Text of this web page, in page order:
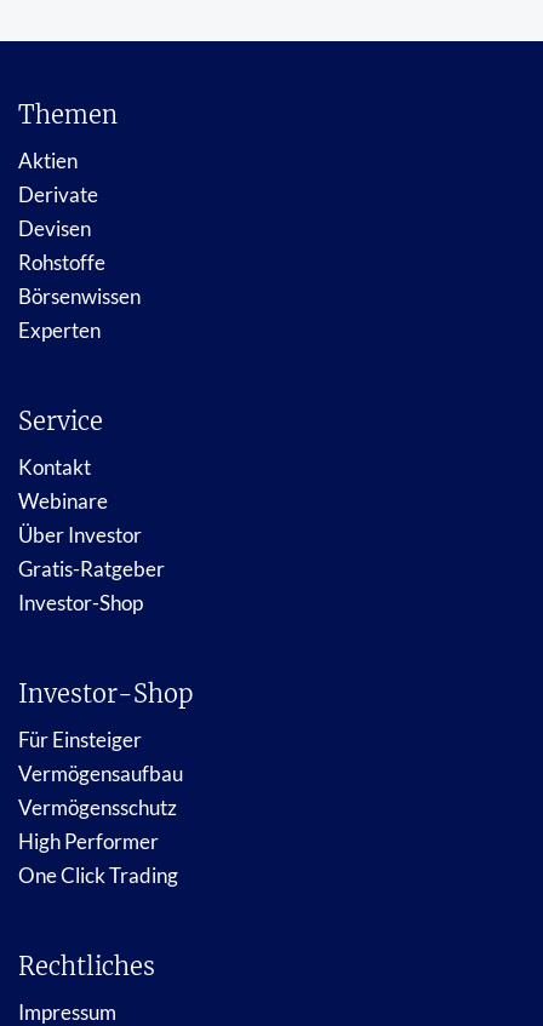
Themen
Aktien
Derivate
Devisen
Rohstoffe
Börsenwissen
Experten
Service
Kontakt
Webinare
Über Investor
Gratis-Ratgeber
Investor-Shop
Investor-Shop
Für Einsteiger
Vermögensaufbau
Vermögensschutz
High Performer
One Click Trading
Rechtliches
Impressum